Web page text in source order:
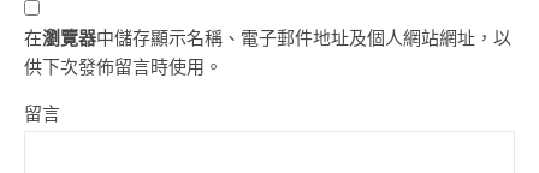
在瀏覽器中儲存顯示名稱、電子郵件地址及個人網站網址，以
供下次發佈留言時使用。
留言